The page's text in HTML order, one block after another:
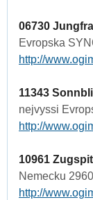
06730
Evropska
http://
11343
nejvyssi
http://
10961
Nemecku
http://